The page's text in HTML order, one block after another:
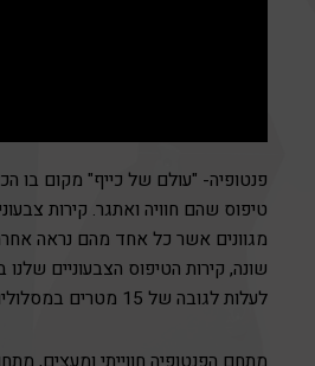
פנטופיה- "עולם של כייף" מקום בו
טיפוס שהם חוויה ואתגר. קירות
מגוונים אשר כל אחד מהם נראה
שונה, קירות הטיפוס הצבעוניים שלנו
לעלות לגובה של 15 מטרים במסלולים אינטראקטיבים.